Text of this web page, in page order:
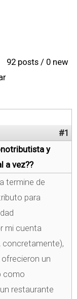
92 posts / 0 new
#1
y
a vez??
termine de
para
mi cuenta
concretamente),
un
como
restaurante